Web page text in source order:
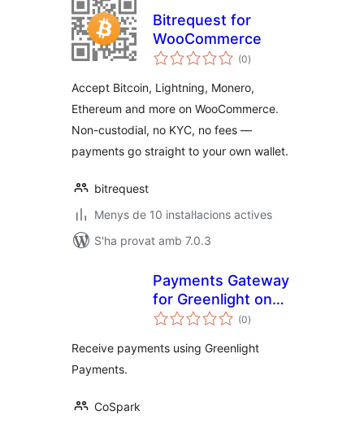
Bitrequest for
WooCommerce
(0puntuacions
totals
)
Accept Bitcoin, Lightning, Monero,
Ethereum and more on WooCommerce.
Non-custodial, no KYC, no fees —
payments go straight to your own wallet.
bitrequest
Menys de 10 instal·lacions actives
S'ha provat amb 7.0.3
Payments Gateway
for Greenlight on
WooCommerce
(0puntuacions
totals
)
Receive payments using Greenlight
Payments.
CoSpark